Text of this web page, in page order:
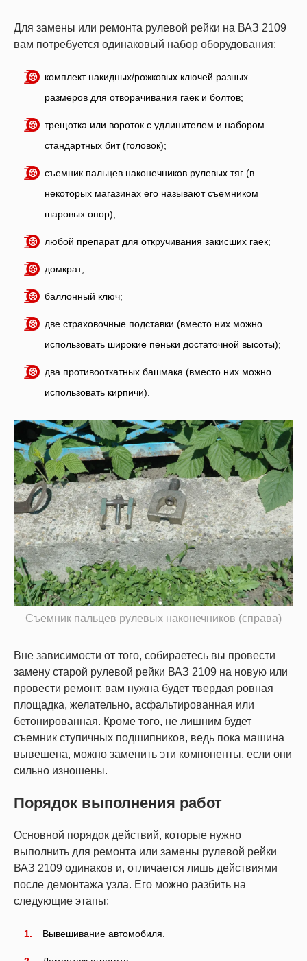
Для замены или ремонта рулевой рейки на ВАЗ 2109
вам потребуется одинаковый набор оборудования:
комплект накидных/рожковых ключей разных
размеров для отворачивания гаек и болтов;
трещотка или вороток с удлинителем и набором
стандартных бит (головок);
съемник пальцев наконечников рулевых тяг (в
некоторых магазинах его называют съемником
шаровых опор);
любой препарат для откручивания закисших гаек;
домкрат;
баллонный ключ;
две страховочные подставки (вместо них можно
использовать широкие пеньки достаточной высоты);
два противооткатных башмака (вместо них можно
использовать кирпичи).
Съемник пальцев рулевых наконечников (справа)
Вне зависимости от того, собираетесь вы провести
замену старой рулевой рейки ВАЗ 2109 на новую или
провести ремонт, вам нужна будет твердая ровная
площадка, желательно, асфальтированная или
бетонированная. Кроме того, не лишним будет
съемник ступичных подшипников, ведь пока машина
вывешена, можно заменить эти компоненты, если они
сильно изношены.
Порядок выполнения работ
Основной порядок действий, которые нужно
выполнить для ремонта или замены рулевой рейки
ВАЗ 2109 одинаков и, отличается лишь действиями
после демонтажа узла. Его можно разбить на
следующие этапы:
Вывешивание автомобиля.